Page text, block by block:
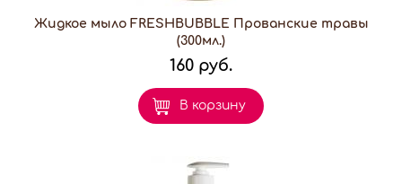
Жидкое мыло FRESHBUBBLE Прованские травы
(300мл.)
160 руб.
В корзину